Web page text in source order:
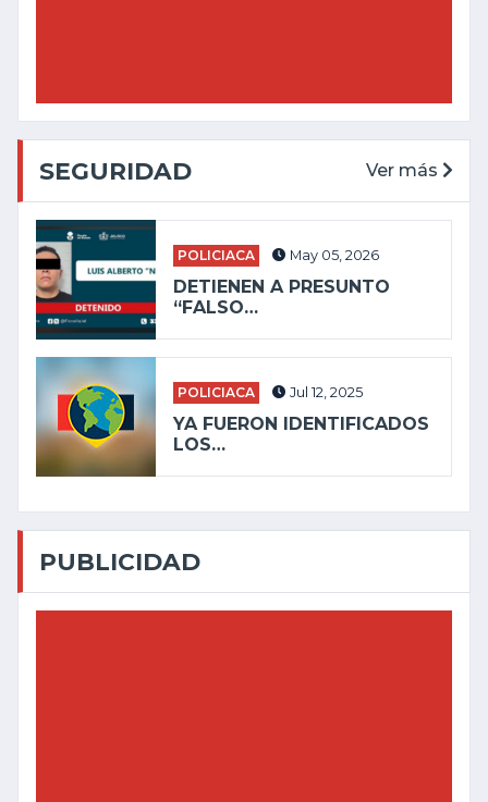
SEGURIDAD Ver más
POLICIACA May 05, 2026
DETIENEN A PRESUNTO
“FALSO…
POLICIACA Jul 12, 2025
YA FUERON IDENTIFICADOS
LOS…
PUBLICIDAD